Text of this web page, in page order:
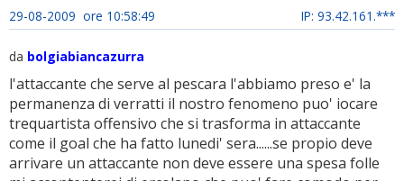
29-08-2009 ore 10:58:49 IP: 93.42.161.***
da bolgiabiancazurra
l'attaccante che serve al pescara l'abbiamo preso e' la
permanenza di verratti il nostro fenomeno puo' iocare
trequartista offensivo che si trasforma in attaccante
come il goal che ha fatto lunedi' sera......se propio deve
arrivare un attaccante non deve essere una spesa folle